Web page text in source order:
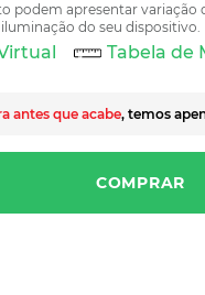
podem apresentar variação
do seu dispositivo.
Tabela de
antes que acabe, temos
COMPRAR